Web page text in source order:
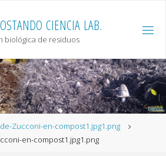
OSTANDO CIENCIA LAB.
biológica de residuos
Zucconi-en-compost1.jpg1.png
en-compost1.jpg1.png